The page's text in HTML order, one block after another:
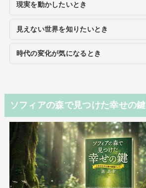
現実を動かしたいとき
見えない世界を知りたいとき
時代の変化が気になるとき
ソフィアの森で見つけた幸せの鍵